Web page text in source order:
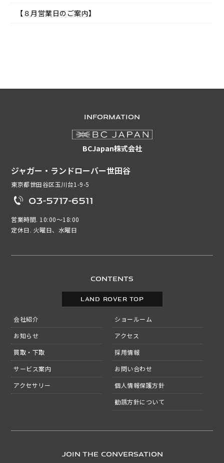
【８月営業日のご案内】
CONTENTS
LAND ROVER TOP
会社紹介
お知らせ
買取・下取
サービス案内
アクセサリー
ショールーム
アクセス
採用情報
お問い合わせ
個人情報保護方針
勧誘方針について
INFORMATION
BCJapan株式会社
ジャガー・ランドローバー世田谷
東京都世田谷区玉川台1-9-5
03-5717-6511
営業時間. 10:00～18:00
定休日. 火曜日、水曜日
JOIN THE CONVERSATION